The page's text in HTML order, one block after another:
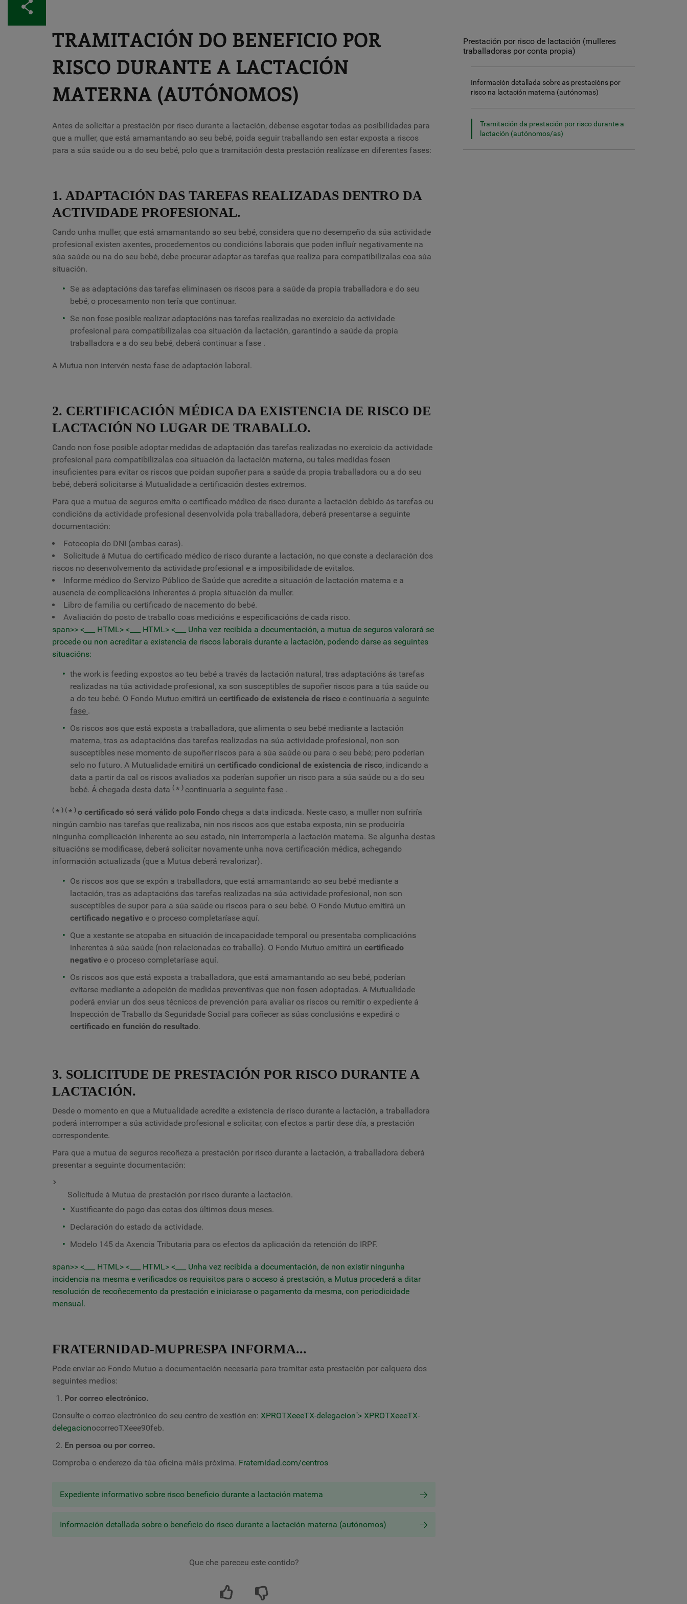
TRAMITACIÓN DO BENEFICIO POR
RISCO DURANTE A LACTACIÓN
MATERNA (AUTÓNOMOS)
Antes de solicitar a prestación por risco durante a lactación, débense esgotar todas as posibilidades para
que a muller, que está amamantando ao seu bebé, poida seguir traballando sen estar exposta a riscos
para a súa saúde ou a do seu bebé, polo que a tramitación desta prestación realízase en diferentes fases:
1. ADAPTACIÓN DAS TAREFAS REALIZADAS DENTRO DA
ACTIVIDADE PROFESIONAL.
Cando unha muller, que está amamantando ao seu bebé, considera que no desempeño da súa actividade
profesional existen axentes, procedementos ou condicións laborais que poden influír negativamente na
súa saúde ou na do seu bebé, debe procurar adaptar as tarefas que realiza para compatibilizalas coa súa
situación.
Se as adaptacións das tarefas eliminasen os riscos para a saúde da propia traballadora e do seu
bebé, o procesamento non tería que continuar.
Se non fose posible realizar adaptacións nas tarefas realizadas no exercicio da actividade
profesional para compatibilizalas coa situación da lactación, garantindo a saúde da propia
traballadora e a do seu bebé, deberá continuar a fase .
A Mutua non intervén nesta fase de adaptación laboral.
2. CERTIFICACIÓN MÉDICA DA EXISTENCIA DE RISCO DE
LACTACIÓN NO LUGAR DE TRABALLO.
Cando non fose posible adoptar medidas de adaptación das tarefas realizadas no exercicio da actividade
profesional para compatibilizalas coa situación da lactación materna, ou tales medidas fosen
insuficientes para evitar os riscos que poidan supoñer para a saúde da propia traballadora ou a do seu
bebé, deberá solicitarse á Mutualidade a certificación destes extremos.
Para que a mutua de seguros emita o certificado médico de risco durante a lactación debido ás tarefas ou
condicións da actividade profesional desenvolvida pola traballadora, deberá presentarse a seguinte
documentación:
Fotocopia do DNI (ambas caras).
Solicitude á Mutua do certificado médico de risco durante a lactación, no que conste a declaración dos
riscos no desenvolvemento da actividade profesional e a imposibilidade de evitalos.
Informe médico do Servizo Público de Saúde que acredite a situación de lactación materna e a
ausencia de complicacións inherentes á propia situación da muller.
Libro de familia ou certificado de nacemento do bebé.
Avaliación do posto de traballo coas medicións e especificacións de cada risco.
span>> <___ HTML> <___ HTML> <___ Unha vez recibida a documentación, a mutua de seguros valorará se
procede ou non acreditar a existencia de riscos laborais durante a lactación, podendo darse as seguintes
situacións:
the work is feeding expostos ao teu bebé a través da lactación natural, tras adaptacións ás tarefas
realizadas na túa actividade profesional, xa son susceptibles de supoñer riscos para a túa saúde ou
a do teu bebé. O Fondo Mutuo emitirá un certificado de existencia de risco e continuaría a seguinte
fase .
Os riscos aos que está exposta a traballadora, que alimenta o seu bebé mediante a lactación
materna, tras as adaptacións das tarefas realizadas na súa actividade profesional, non son
susceptibles nese momento de supoñer riscos para a súa saúde ou para o seu bebé; pero poderían
selo no futuro. A Mutualidade emitirá un certificado condicional de existencia de risco, indicando a
data a partir da cal os riscos avaliados xa poderían supoñer un risco para a súa saúde ou a do seu
bebé. Á chegada desta data ( * ) continuaría a seguinte fase .
( * ) ( * ) o certificado só será válido polo Fondo chega a data indicada. Neste caso, a muller non sufriría
ningún cambio nas tarefas que realizaba, nin nos riscos aos que estaba exposta, nin se produciría
ningunha complicación inherente ao seu estado, nin interrompería a lactación materna. Se algunha destas
situacións se modificase, deberá solicitar novamente unha nova certificación médica, achegando
información actualizada (que a Mutua deberá revalorizar).
Os riscos aos que se expón a traballadora, que está amamantando ao seu bebé mediante a
lactación, tras as adaptacións das tarefas realizadas na súa actividade profesional, non son
susceptibles de supor para a súa saúde ou riscos para o seu bebé. O Fondo Mutuo emitirá un
certificado negativo e o proceso completaríase aquí.
Que a xestante se atopaba en situación de incapacidade temporal ou presentaba complicacións
inherentes á súa saúde (non relacionadas co traballo). O Fondo Mutuo emitirá un certificado
negativo e o proceso completaríase aquí.
Os riscos aos que está exposta a traballadora, que está amamantando ao seu bebé, poderían
evitarse mediante a adopción de medidas preventivas que non fosen adoptadas. A Mutualidade
poderá enviar un dos seus técnicos de prevención para avaliar os riscos ou remitir o expediente á
Inspección de Traballo da Seguridade Social para coñecer as súas conclusións e expedirá o
certificado en función do resultado.
3. SOLICITUDE DE PRESTACIÓN POR RISCO DURANTE A
LACTACIÓN.
Desde o momento en que a Mutualidade acredite a existencia de risco durante a lactación, a traballadora
poderá interromper a súa actividade profesional e solicitar, con efectos a partir dese día, a prestación
correspondente.
Para que a mutua de seguros recoñeza a prestación por risco durante a lactación, a traballadora deberá
presentar a seguinte documentación:
>
Solicitude á Mutua de prestación por risco durante a lactación.
Xustificante do pago das cotas dos últimos dous meses.
Declaración do estado da actividade.
Modelo 145 da Axencia Tributaria para os efectos da aplicación da retención do IRPF.
span>> <___ HTML> <___ HTML> <___ Unha vez recibida a documentación, de non existir ningunha
incidencia na mesma e verificados os requisitos para o acceso á prestación, a Mutua procederá a ditar
resolución de recoñecemento da prestación e iniciarase o pagamento da mesma, con periodicidade
mensual.
FRATERNIDAD-MUPRESPA INFORMA...
Pode enviar ao Fondo Mutuo a documentación necesaria para tramitar esta prestación por calquera dos
seguintes medios:
Por correo electrónico.
Consulte o correo electrónico do seu centro de xestión en: XPROTXeeeTX-delegacion"> XPROTXeeeTX-
delegacionocorreoTXeee90feb.
En persoa ou por correo.
Comproba o enderezo da túa oficina máis próxima. Fraternidad.com/centros
Expediente informativo sobre risco beneficio durante a lactación materna
Información detallada sobre o beneficio do risco durante a lactación materna (autónomos)
Que che pareceu este contido?
Prestación por risco de lactación (mulleres
traballadoras por conta propia)
Información detallada sobre as prestacións por
risco na lactación materna (autónomas)
Tramitación da prestación por risco durante a
lactación (autónomos/as)